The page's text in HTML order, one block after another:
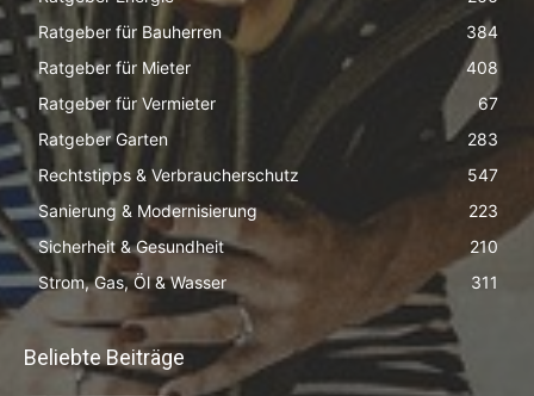
Ratgeber für Bauherren
384
Ratgeber für Mieter
408
Ratgeber für Vermieter
67
Ratgeber Garten
283
Rechtstipps & Verbraucherschutz
547
Sanierung & Modernisierung
223
Sicherheit & Gesundheit
210
Strom, Gas, Öl & Wasser
311
Beliebte Beiträge